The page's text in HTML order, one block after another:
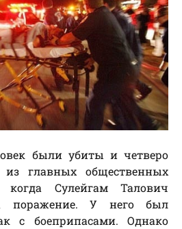
были убиты и четверо
главных общественных
когда Сулейгам Талович
поражение. У него был
с боеприпасами. Однако